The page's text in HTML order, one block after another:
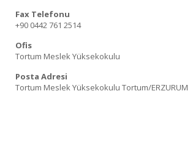
Fax Telefonu
+90 0442 761 2514
Ofis
Tortum Meslek Yüksekokulu
Posta Adresi
Tortum Meslek Yüksekokulu Tortum/ERZURUM